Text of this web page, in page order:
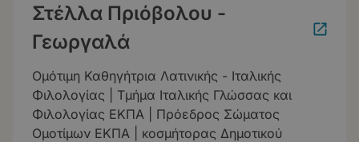
Στέλλα Πριόβολου -
Γεωργαλά
Ομότιμη Καθηγήτρια Λατινικής - Ιταλικής
Φιλολογίας | Τμήμα Ιταλικής Γλώσσας και
Φιλολογίας ΕΚΠΑ | Πρόεδρος Σώματος
Ομοτίμων ΕΚΠΑ | κοσμήτορας Δημοτικού